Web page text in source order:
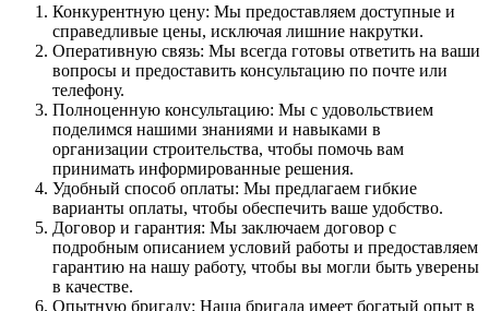
Конкурентную цену: Мы предоставляем доступные и
справедливые цены, исключая лишние накрутки.
Оперативную связь: Мы всегда готовы ответить на ваши
вопросы и предоставить консультацию по почте или
телефону.
Полноценную консультацию: Мы с удовольствием
поделимся нашими знаниями и навыками в
организации строительства, чтобы помочь вам
принимать информированные решения.
Удобный способ оплаты: Мы предлагаем гибкие
варианты оплаты, чтобы обеспечить ваше удобство.
Договор и гарантия: Мы заключаем договор с
подробным описанием условий работы и предоставляем
гарантию на нашу работу, чтобы вы могли быть уверены
в качестве.
Опытную бригаду: Наша бригада имеет богатый опыт в